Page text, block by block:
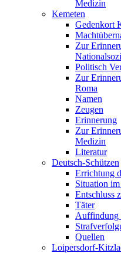
Medizin
Kemeten
Gedenkort
Zur
Politisch
Zur
Roma
Namen
Zeugen
Erinnerung
Zur
Medizin
Literatur
Deutsch-Schützen
Errichtung
Situation
Entschluss
Täter
Auffindung
Quellen
Loipersdorf-